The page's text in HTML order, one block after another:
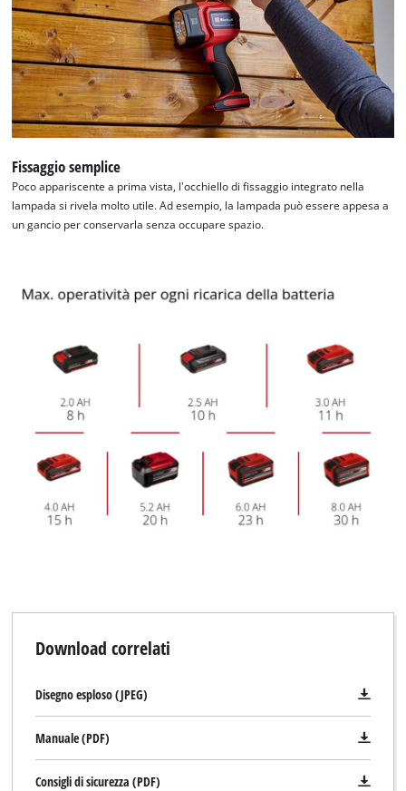
Abbiamo bisogno del vostro consenso
per caricare il servizio Google Maps !
This content is not permitted to load due
to trackers that are not disclosed to the
visitor. The website owner needs to setup
Management Platform
Fissaggio semplice
Poco appariscente a prima vista, l'occhiello di fissaggio integrato nella
lampada si rivela molto utile. Ad esempio, la lampada può essere appesa a
un gancio per conservarla senza occupare spazio.
Download correlati
Disegno esploso (JPEG)
Manuale (PDF)
Consigli di sicurezza (PDF)